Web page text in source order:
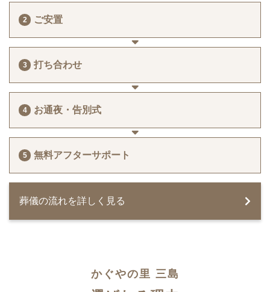
ご安置
打ち合わせ
お通夜・告別式
無料アフターサポート
葬儀の流れを詳しく見る
かぐやの里 三島